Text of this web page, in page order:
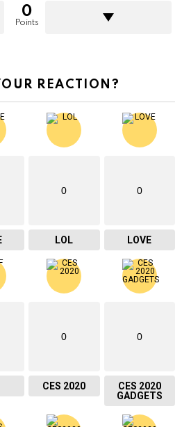
0
Points
REACTION?
0
LOL
0
LOVE
0
CES 2020
0
CES 2020
GADGETS